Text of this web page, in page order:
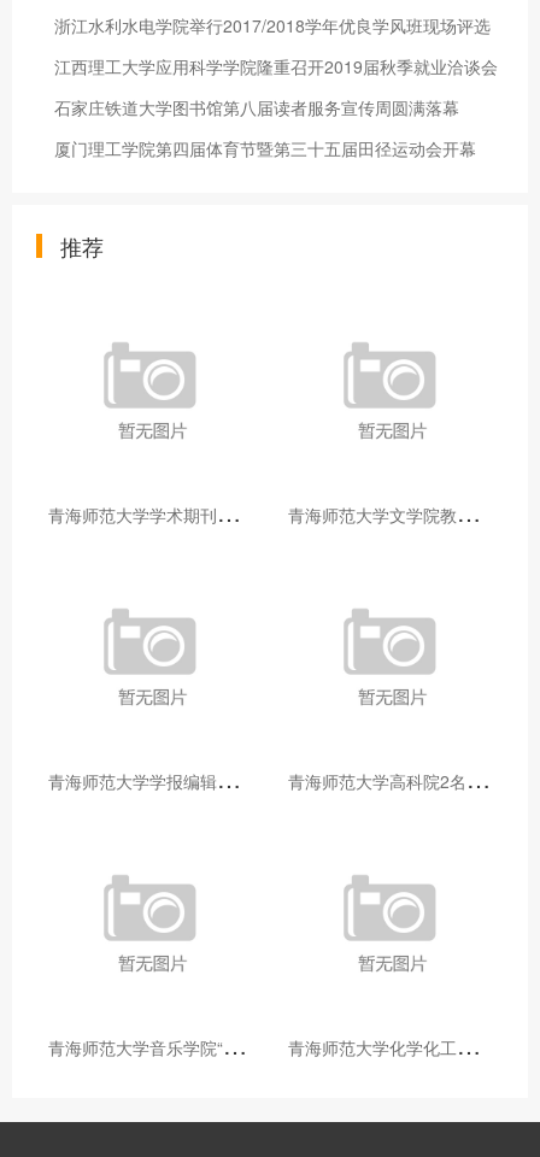
浙江水利水电学院举行2017/2018学年优良学风班现场评选
江西理工大学应用科学学院隆重召开2019届秋季就业洽谈会
石家庄铁道大学图书馆第八届读者服务宣传周圆满落幕
厦门理工学院第四届体育节暨第三十五届田径运动会开幕
推荐
青
海师范大学学术期刊两个专栏入选2025年青海省期刊重点专栏 青
海师范大学文学院教师赴山东省相关高校和学术机构交流学习
青
海师范大学学报编辑部赴大通县城关镇上毛佰胜村开展帮扶慰问活动 青
海师范大学高科院2名专家当选中国科学院院士
青
海师范大学音乐学院“青舞华章”本科舞蹈专业中期汇报圆满落幕 青
海师范大学化学化工学院开展铸牢中华民族共同体意识大讲堂活动